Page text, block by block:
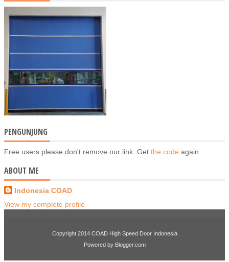
PENGUNJUNG
Free users please don't remove our link. Get the code again.
ABOUT ME
Indonesia COAD
View my complete profile
Copyright 2014 COAD High Speed Door Indonesia
Powered by Blogger.com